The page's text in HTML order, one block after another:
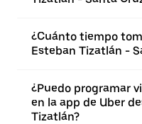
¿Cuánto tiempo
Esteban Tizatlán -
¿Puedo programar
en la app de Uber
Tizatlán?